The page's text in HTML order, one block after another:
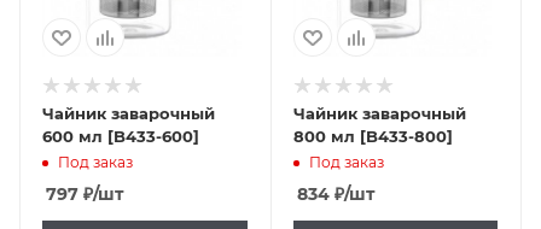
Чайник заварочный
600 мл [B433-600]
Под заказ
797 ₽/шт
Чайник заварочный
800 мл [B433-800]
Под заказ
834₽/шт